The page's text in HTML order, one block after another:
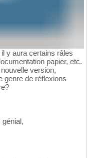
y aura certains râles
papier, etc.
version,
genre de réflexions